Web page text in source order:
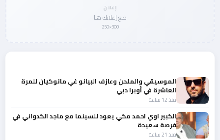
إعلان
ضع إعلانك هنا
300×250
الموسيقي والملحن وعازف البيانو غي مانوكيان للمرة
العاشرة في أوبرا دبي
منذ 12 ساعة
الكبير اوي احمد مكي يعود للسينما مع ماجد الكدواني في
فرصة سعيدة
منذ 21 ساعة